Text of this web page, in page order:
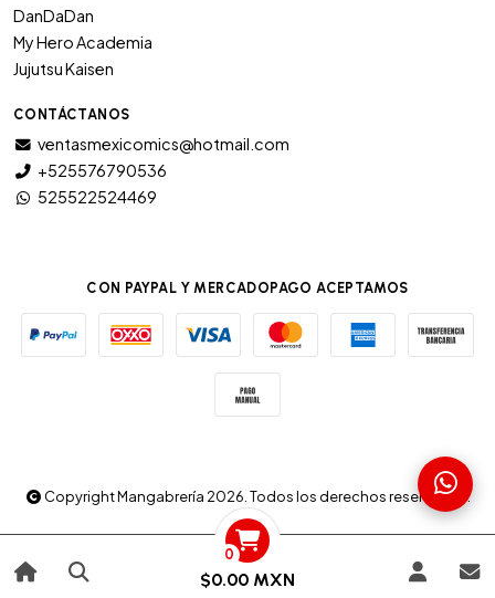
0
$0.00 MXN
DanDaDan
My Hero Academia
Jujutsu Kaisen
CONTÁCTANOS
ventasmexicomics@hotmail.com
+525576790536
525522524469
CON PAYPAL Y MERCADOPAGO ACEPTAMOS
Copyright Mangabrería 2026. Todos los derechos reservados.